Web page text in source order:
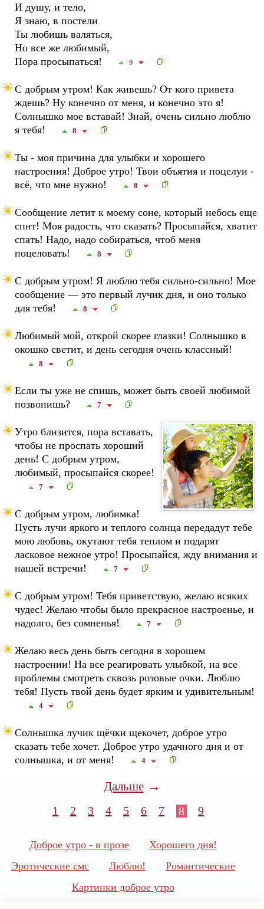
И душу, и тело,
Я знаю, в постели
Ты любишь валяться,
Но все же любимый,
Пора просыпаться!
9
С добрым утром! Как живешь? От кого привета
ждешь? Ну конечно от меня, и конечно это я!
Солнышко мое вставай! Знай, очень сильно люблю
я тебя!
8
Ты - моя причина для улыбки и хорошего
настроения! Доброе утро! Твои объятия и поцелуи -
всё, что мне нужно!
8
Сообщение летит к моему соне, который небось еще
спит! Моя радость, что сказать? Просыпайся, хватит
спать! Надо, надо собираться, чтоб меня
поцеловать!
8
С добрым утром! Я люблю тебя сильно-сильно! Мое
сообщение — это первый лучик дня, и оно только
для тебя!
8
Любимый мой, открой скорее глазки! Солнышко в
окошко светит, и день сегодня очень классный!
8
Если ты уже не спишь, может быть своей любимой
позвонишь?
7
Утро близится, пора вставать,
чтобы не проспать хороший
день! С добрым утром,
любимый, просыпайся скорее!
7
С добрым утром, любимка!
Пусть лучи яркого и теплого солнца передадут тебе
мою любовь, окутают тебя теплом и подарят
ласковое нежное утро! Просыпайся, жду внимания и
нашей встречи!
7
С добрым утром! Тебя приветствую, желаю всяких
чудес! Желаю чтобы было прекрасное настроенье, и
надолго, без сомненья!
7
Желаю весь день быть сегодня в хорошем
настроении! На все реагировать улыбкой, на все
проблемы смотреть сквозь розовые очки. Люблю
тебя! Пусть твой день будет ярким и удивительным!
4
Солнышка лучик щёчки щекочет, доброе утро
сказать тебе хочет. Доброе утро удачного дня и от
солнышка, и от меня!
4
Дальше→
1 2 3 4 5 6 7 8 9
Доброе утро - в прозе
Хорошего дня!
Эротические смс
Люблю!
Романтические
Картинки доброе утро